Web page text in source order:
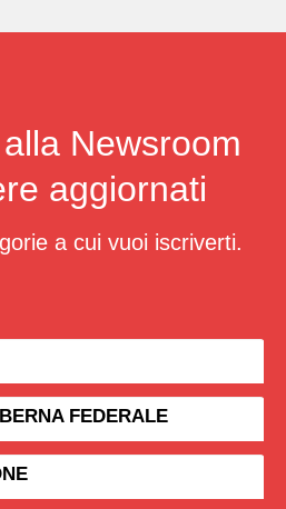
Newsroom
aggiornati
a cui vuoi iscriverti.
FEDERALE